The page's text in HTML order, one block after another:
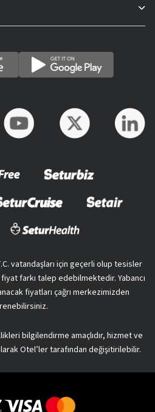
vatandaşları için geçerli olup tesisler
farkı talep edebilmektedir. Yabancı
fiyatları çağrı merkezimizden
bilgilendirme amaçlıdır, hizmet ve
Otel’ler tarafından değişitirilebilir.